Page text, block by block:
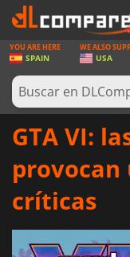
JUEGOS
TARJETAS PREPAGO
SOFTWARE
HARDWARE
INICIAR SESIÓN O
YOU ARE HERE
SPAIN
WE ALSO
USA
GTA VI:
provocan
críticas